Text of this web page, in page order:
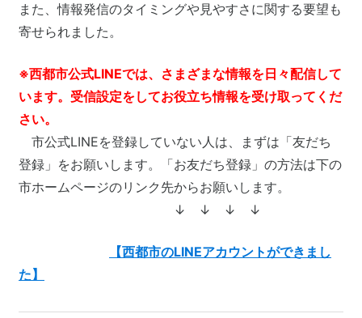
また、情報発信のタイミングや見やすさに関する要望も
寄せられました。
※西都市公式LINEでは、さまざまな情報を日々配信して
います。受信設定をしてお役立ち情報を受け取ってくだ
さい。
市公式LINEを登録していない人は、まずは「友だち
登録」をお願いします。「お友だち登録」の方法は下の
市ホームページのリンク先からお願いします。
↓ ↓ ↓ ↓
【西都市のLINEアカウントができまし
た】